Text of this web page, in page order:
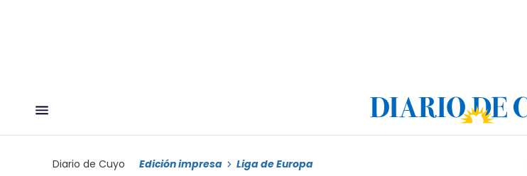
Diario de Cuyo Edición impresa Liga de Europa